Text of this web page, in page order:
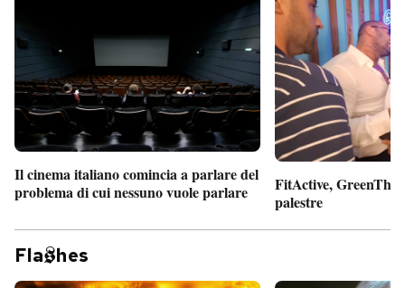
Il cinema italiano comincia a parlare del
problema di cui nessuno vuole parlare
FitActive,
palestre
Fla hes